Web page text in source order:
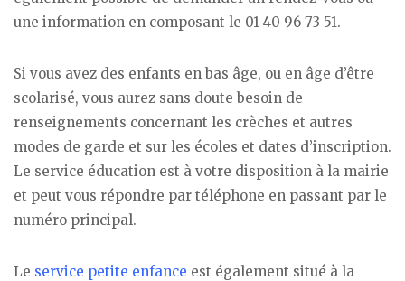
une information en composant le 01 40 96 73 51.
Si vous avez des enfants en bas âge, ou en âge d’être
scolarisé, vous aurez sans doute besoin de
renseignements concernant les crèches et autres
modes de garde et sur les écoles et dates d’inscription.
Le service éducation est à votre disposition à la mairie
et peut vous répondre par téléphone en passant par le
numéro principal.
Le service petite enfance est également situé à la